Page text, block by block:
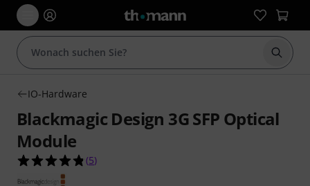
Suche
IO-Hardware
Blackmagic Design 3G SFP Optical
Module
4.8 von 5 Sternen aus 5 Kundenbewertungen
(5)